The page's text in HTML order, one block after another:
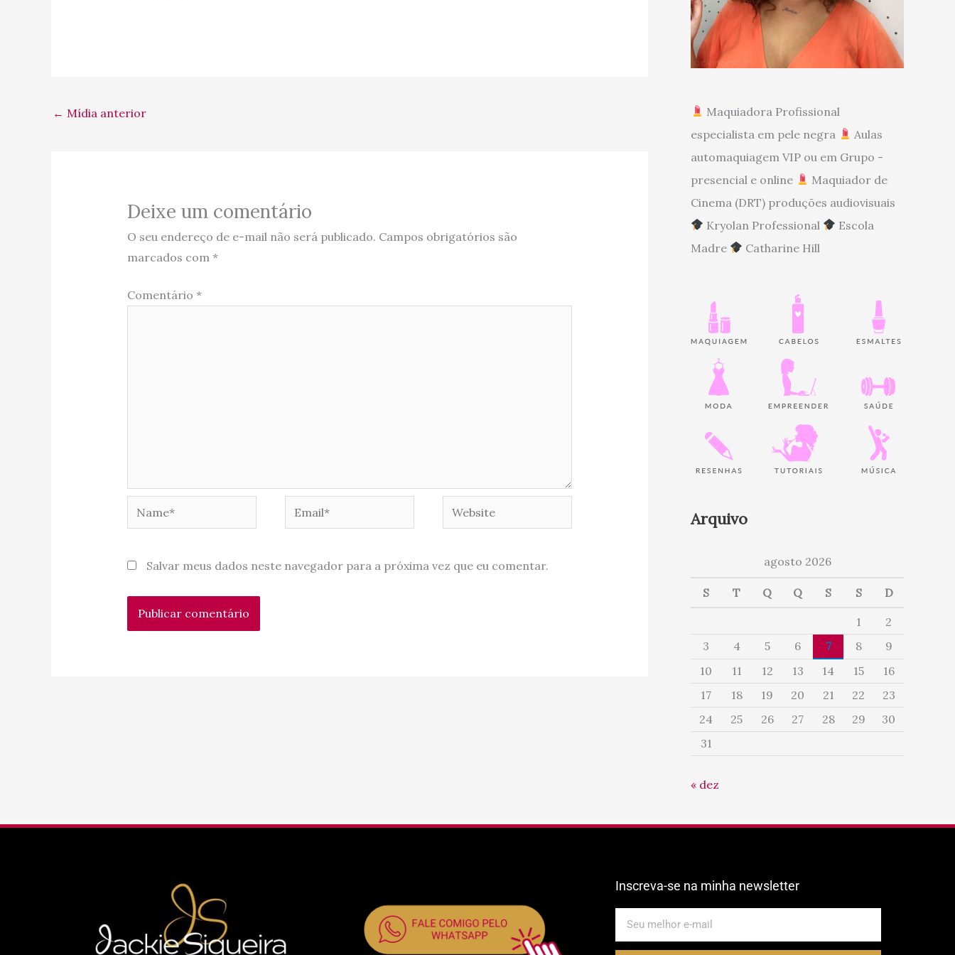
← Mídia anterior
Deixe um comentário
O seu endereço de e-mail não será publicado. Campos obrigatórios são
marcados com *
Comentário *
Website
Salvar meus dados neste navegador para a próxima vez que eu comentar.
Maquiadora Profissional
especialista em pele negra
Aulas
automaquiagem VIP ou em Grupo -
presencial e online
Maquiador de
Cinema (DRT) produções audiovisuais
Kryolan Professional
Escola
Madre
Catharine Hill
Arquivo
agosto 2026
S T Q Q S S D
1
2
3
4 5 6 7 8
9
10
11 12 13 14 15
16
17
18 19 20 21 22
23
24
25 26 27 28 29
30
31
« dez
Inscreva-se na minha newsletter